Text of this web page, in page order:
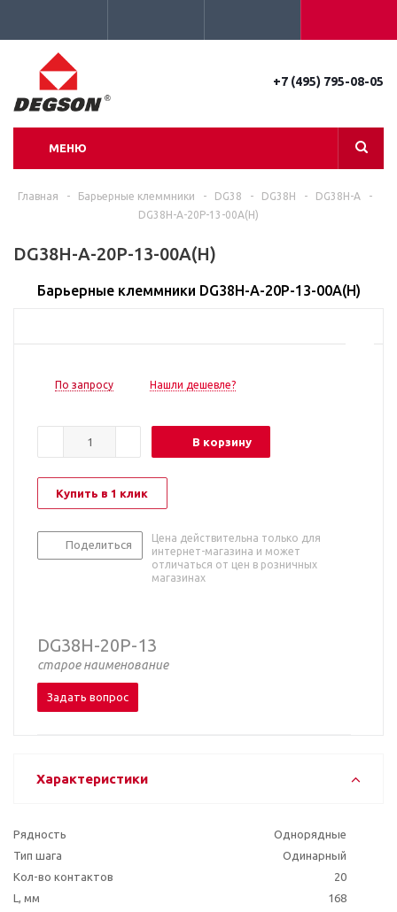
+7 (495) 795-08-05
МЕНЮ
Главная - Барьерные клеммники - DG38 - DG38H - DG38H-A
-
DG38H-A-20P-13-00A(H)
DG38H-A-20P-13-00A(H)
Барьерные клеммники DG38H-A-20P-13-00A(H)
По запросу Нашли дешевле?
В корзину
Купить в 1 клик
Поделиться
Цена действительна только для
интернет-магазина и может
отличаться от цен в розничных
магазинах
DG38H-20P-13
старое наименование
Задать вопрос
Характеристики
Рядность
Однорядные
Тип шага
Одинарный
Кол-во контактов
20
L, мм
168